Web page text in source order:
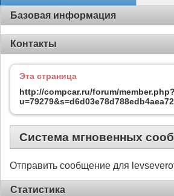
Базовая информация
Контакты
Эта страница
http://compcar.ru/forum/member.php?
Система мгновенных
Отправить сообщение для
Статистика